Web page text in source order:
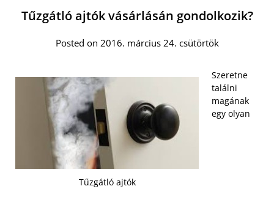
Tűzgátló ajtók vásárlásán gondolkozik?
Posted on 2016. március 24. csütörtök
Tűzgátló ajtók
Szeretne
találni
magának
egy olyan